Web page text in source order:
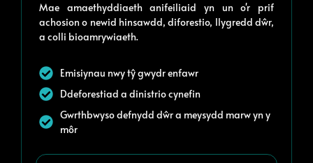
Mae amaethyddiaeth anifeiliaid yn un o'r prif
achosion o newid hinsawdd, diforestio, llygredd dŵr,
a colli bioamrywiaeth.
Emisiynau nwy tŷ gwydr enfawr
Ddeforestiad a dinistrio cynefin
Gwrthbwyso defnydd dŵr a meysydd marw yn y
môr